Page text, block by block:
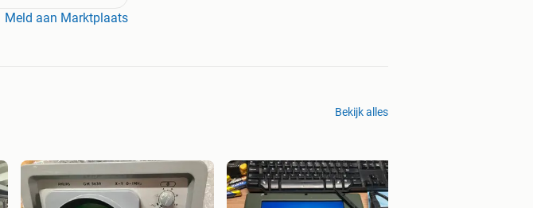
Meld aan Marktplaats
Bekijk alles